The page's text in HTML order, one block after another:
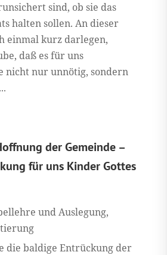
sind, ob sie das
halten sollen. An dieser
einmal kurz darlegen,
daß es für uns
nicht nur unnötig, sondern
der Gemeinde –
für uns Kinder Gottes
und Auslegung,
die baldige Entrückung der